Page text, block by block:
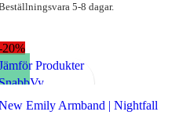
5-8 dagar.
20%
Produkter
till i Favoriter
Emily Armband | Nightfall